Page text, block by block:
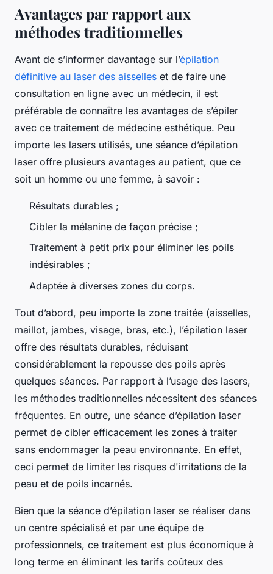
Avantages par rapport aux
méthodes traditionnelles
Avant de s’informer davantage sur l’épilation
définitive au laser des aisselles et de faire une
consultation en ligne avec un médecin, il est
préférable de connaître les avantages de s’épiler
avec ce traitement de médecine esthétique. Peu
importe les lasers utilisés, une séance d’épilation
laser offre plusieurs avantages au patient, que ce
soit un homme ou une femme, à savoir :
Résultats durables ;
Cibler la mélanine de façon précise ;
Traitement à petit prix pour éliminer les poils
indésirables ;
Adaptée à diverses zones du corps.
Tout d’abord, peu importe la zone traitée (aisselles,
maillot, jambes, visage, bras, etc.), l’épilation laser
offre des résultats durables, réduisant
considérablement la repousse des poils après
quelques séances. Par rapport à l’usage des lasers,
les méthodes traditionnelles nécessitent des séances
fréquentes. En outre, une séance d’épilation laser
permet de cibler efficacement les zones à traiter
sans endommager la peau environnante. En effet,
ceci permet de limiter les risques d'irritations de la
peau et de poils incarnés.
Bien que la séance d’épilation laser se réaliser dans
un centre spécialisé et par une équipe de
professionnels, ce traitement est plus économique à
long terme en éliminant les tarifs coûteux des